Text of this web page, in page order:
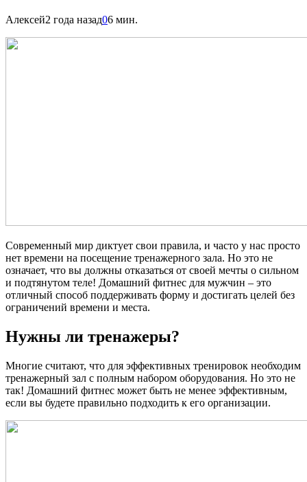
Алексей2 года назад06 мин.
Современный мир диктует свои правила, и часто у нас просто
нет времени на посещение тренажерного зала. Но это не
означает, что вы должны отказаться от своей мечты о сильном
и подтянутом теле! Домашний фитнес для мужчин – это
отличный способ поддерживать форму и достигать целей без
ограничений времени и места.
Нужны ли тренажеры?
Многие считают, что для эффективных тренировок необходим
тренажерный зал с полным набором оборудования. Но это не
так! Домашний фитнес может быть не менее эффективным,
если вы будете правильно подходить к его организации.